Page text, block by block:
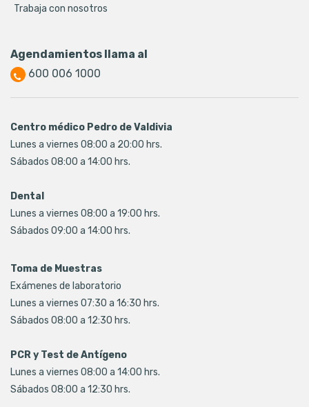
Trabaja con nosotros
Agendamientos llama al
600 006 1000
Centro médico Pedro de Valdivia
Lunes a viernes 08:00 a 20:00 hrs.
Sábados 08:00 a 14:00 hrs.
Dental
Lunes a viernes 08:00 a 19:00 hrs.
Sábados 09:00 a 14:00 hrs.
Toma de Muestras
Exámenes de laboratorio
Lunes a viernes 07:30 a 16:30 hrs.
Sábados 08:00 a 12:30 hrs.
PCR y Test de Antígeno
Lunes a viernes 08:00 a 14:00 hrs.
Sábados 08:00 a 12:30 hrs.